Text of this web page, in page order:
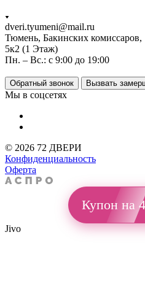
dveri.tyumeni@mail.ru
Тюмень, Бакинских комиссаров,
5к2 (1 Этаж)
Пн. – Вс.: с 9:00 до 19:00
Обратный звонок Вызвать
Мы в соцсетях
© 2026 72 ДВЕРИ
Конфиденциальность
Оферта
Купон на
Jivo